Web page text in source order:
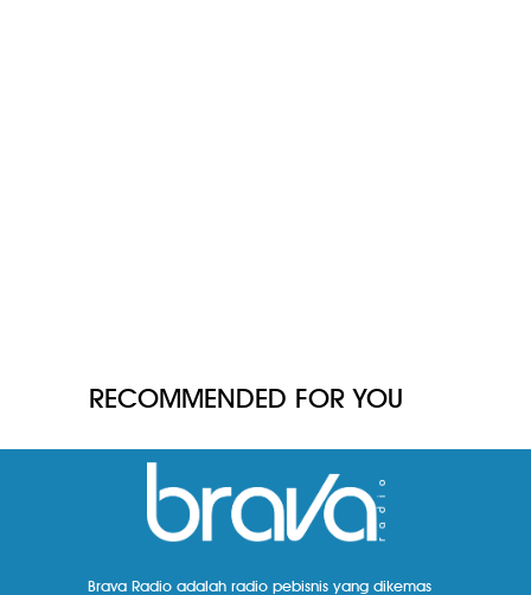
RECOMMENDED FOR YOU
Brava Radio adalah radio pebisnis yang dikemas